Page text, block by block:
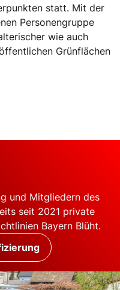
statt. Mit der
Personengruppe
wie auch
Grünflächen
und Mitgliedern des
seit 2021 private
Bayern Blüht.